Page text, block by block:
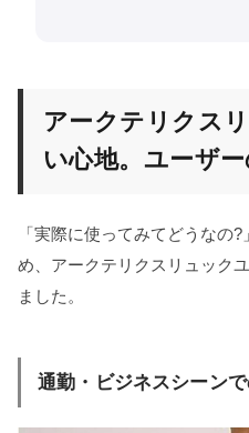
アークテリクス
い心地。ユーザ
「実際に使ってみてどうなの
め、アークテリクスリュック
ました。
通勤・ビジネスシーン